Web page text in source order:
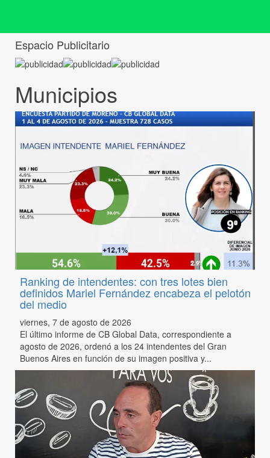
Espacio Publicitario
Municipios
Ranking de intendentes: con tres lotes bien
definidos Mariel Fernández encabeza el pelotón
del medio
viernes, 7 de agosto de 2026
El último informe de CB Global Data, correspondiente a
agosto de 2026, ordenó a los 24 intendentes del Gran
Buenos Aires en función de su imagen positiva y...